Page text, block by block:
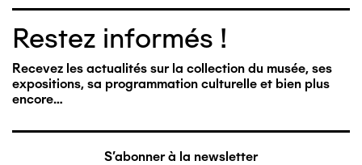
Restez informés !
Recevez les actualités sur la collection du musée, ses
expositions, sa programmation culturelle et bien plus
encore…
S'abonner à la newsletter